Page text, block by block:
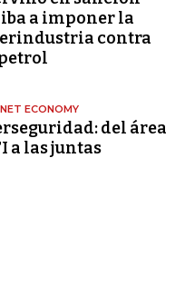
iba a imponer la
contra
ECONOMY
del área
a las juntas